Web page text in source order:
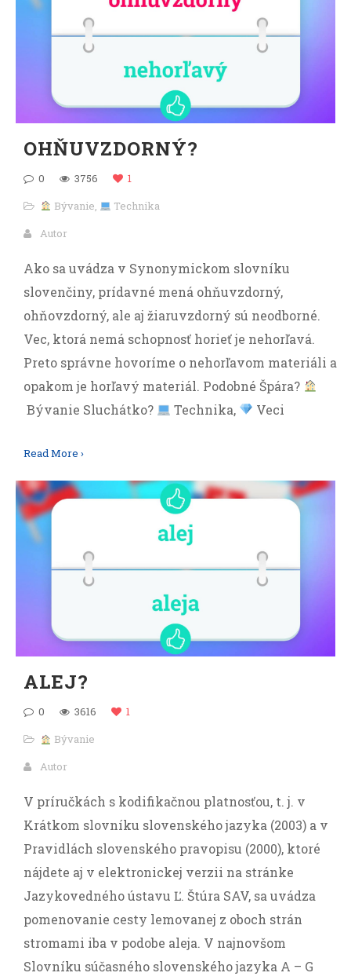
OHŇUVZDORNÝ?
0 3756
1
Bývanie
Technika
Autor
Ako sa uvádza v Synonymickom slovníku
slovenčiny, prídavné mená ohňuvzdorný,
ohňovzdorný, ale aj žiaruvzdorný sú neodborné.
Vec, ktorá nemá schopnosť horieť je nehorľavá.
Preto správne hovoríme o nehorľavom materiáli a
opakom je horľavý materiál. Podobné Špára?
Bývanie Sluchátko?
Technika, Veci
Read More ›
ALEJ?
0 3616
1
Bývanie
Autor
V príručkách s kodifikačnou platnosťou, t. j. v
Krátkom slovníku slovenského jazyka (2003) a v
Pravidlách slovenského pravopisu (2000), ktoré
nájdete aj v elektronickej verzii na stránke
Jazykovedného ústavu Ľ. Štúra SAV, sa uvádza
pomenovanie cesty lemovanej z oboch strán
stromami iba v podobe aleja. V najnovšom
Slovníku súčasného slovenského jazyka A – G